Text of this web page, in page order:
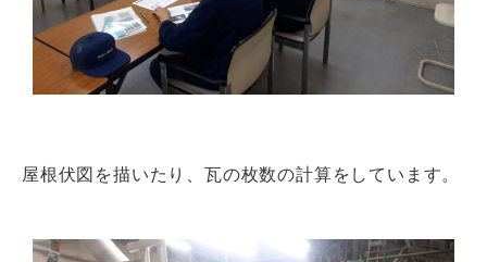
屋根伏図を描いたり、瓦の枚数の計算をしています。